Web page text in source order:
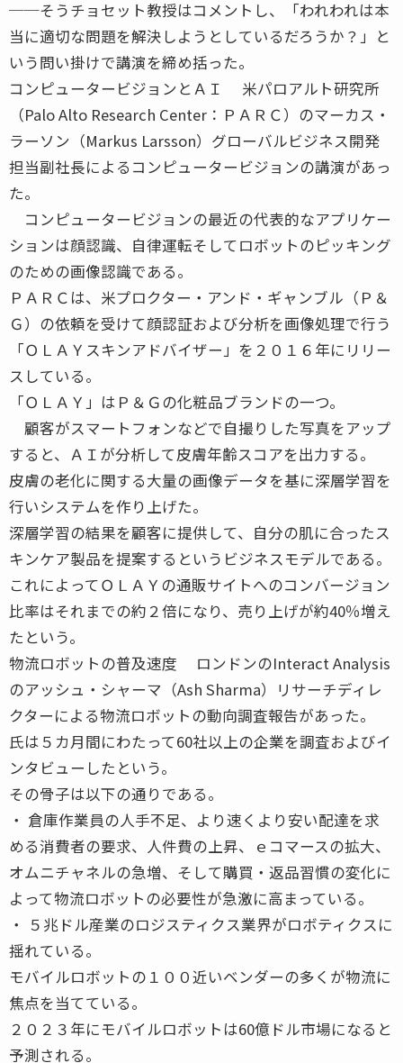
──そうチョセット教授はコメントし、「われわれは本
当に適切な問題を解決しようとしているだろうか？」と
いう問い掛けで講演を締め括った。
コンピュータービジョンとＡＩ 米パロアルト研究所
（Palo Alto Research Center：ＰＡＲＣ）のマーカス・
ラーソン（Markus Larsson）グローバルビジネス開発
担当副社長によるコンピュータービジョンの講演があっ
た。
コンピュータービジョンの最近の代表的なアプリケー
ションは顔認識、自律運転そしてロボットのピッキング
のための画像認識である。
ＰＡＲＣは、米プロクター・アンド・ギャンブル（Ｐ＆
Ｇ）の依頼を受けて顔認証および分析を画像処理で行う
「ＯＬＡＹスキンアドバイザー」を２０１６年にリリー
スしている。
「ＯＬＡＹ」はＰ＆Ｇの化粧品ブランドの一つ。
顧客がスマートフォンなどで自撮りした写真をアップ
すると、ＡＩが分析して皮膚年齢スコアを出力する。
皮膚の老化に関する大量の画像データを基に深層学習を
行いシステムを作り上げた。
深層学習の結果を顧客に提供して、自分の肌に合ったス
キンケア製品を提案するというビジネスモデルである。
これによってＯＬＡＹの通販サイトへのコンバージョン
比率はそれまでの約２倍になり、売り上げが約40％増え
たという。
物流ロボットの普及速度 ロンドンのInteract Analysis
のアッシュ・シャーマ（Ash Sharma）リサーチディレ
クターによる物流ロボットの動向調査報告があった。
氏は５カ月間にわたって60社以上の企業を調査およびイ
ンタビューしたという。
その骨子は以下の通りである。
・ 倉庫作業員の人手不足、より速くより安い配達を求
める消費者の要求、人件費の上昇、ｅコマースの拡大、
オムニチャネルの急増、そして購買・返品習慣の変化に
よって物流ロボットの必要性が急激に高まっている。
・ ５兆ドル産業のロジスティクス業界がロボティクスに
揺れている。
モバイルロボットの１００近いベンダーの多くが物流に
焦点を当てている。
２０２３年にモバイルロボットは60億ドル市場になると
予測される。